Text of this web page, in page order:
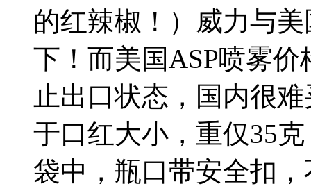
的红辣椒！）威力与
下！而美国ASP喷雾
止出口状态，国内很
于口红大小，重仅35
袋中，瓶口带安全扣